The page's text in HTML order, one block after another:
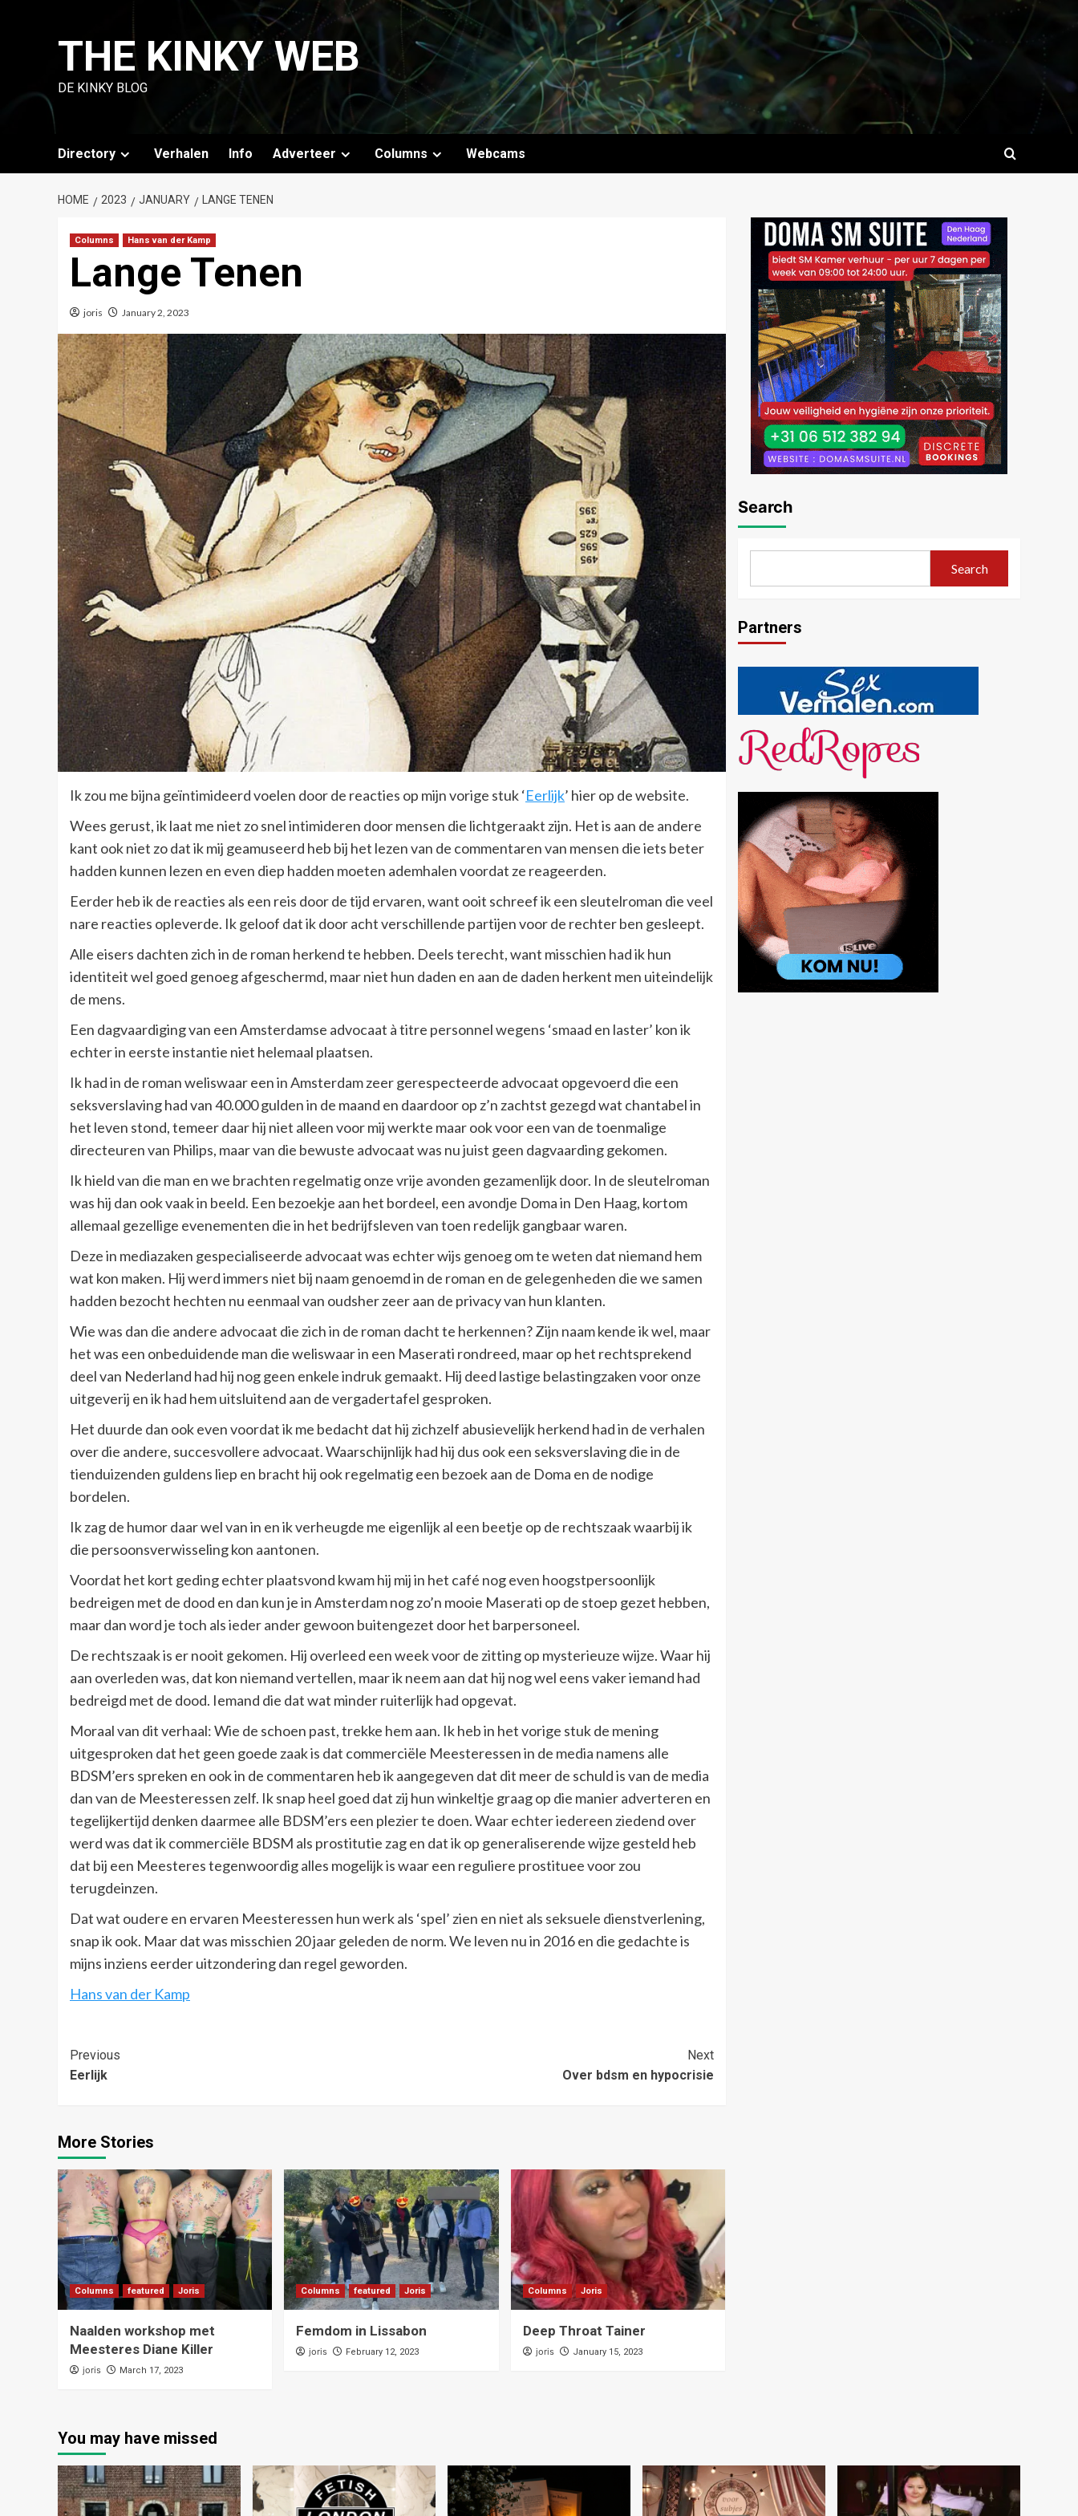
THE KINKY WEB
DE KINKY BLOG
Directory Verhalen Info Adverteer Columns Webcams
HOME 2023 JANUARY LANGE TENEN
Columns Hans van der Kamp
Lange Tenen
joris January 2, 2023
Ik zou me bijna geïntimideerd voelen door de reacties op mijn vorige stuk ‘Eerlijk’ hier op de website.
Wees gerust, ik laat me niet zo snel intimideren door mensen die lichtgeraakt zijn. Het is aan de andere
kant ook niet zo dat ik mij geamuseerd heb bij het lezen van de commentaren van mensen die iets beter
hadden kunnen lezen en even diep hadden moeten ademhalen voordat ze reageerden.
Eerder heb ik de reacties als een reis door de tijd ervaren, want ooit schreef ik een sleutelroman die veel
nare reacties opleverde. Ik geloof dat ik door acht verschillende partijen voor de rechter ben gesleept.
Alle eisers dachten zich in de roman herkend te hebben. Deels terecht, want misschien had ik hun
identiteit wel goed genoeg afgeschermd, maar niet hun daden en aan de daden herkent men uiteindelijk
de mens.
Een dagvaardiging van een Amsterdamse advocaat à titre personnel wegens ‘smaad en laster’ kon ik
echter in eerste instantie niet helemaal plaatsen.
Ik had in de roman weliswaar een in Amsterdam zeer gerespecteerde advocaat opgevoerd die een
seksverslaving had van 40.000 gulden in de maand en daardoor op z’n zachtst gezegd wat chantabel in
het leven stond, temeer daar hij niet alleen voor mij werkte maar ook voor een van de toenmalige
directeuren van Philips, maar van die bewuste advocaat was nu juist geen dagvaarding gekomen.
Ik hield van die man en we brachten regelmatig onze vrije avonden gezamenlijk door. In de sleutelroman
was hij dan ook vaak in beeld. Een bezoekje aan het bordeel, een avondje Doma in Den Haag, kortom
allemaal gezellige evenementen die in het bedrijfsleven van toen redelijk gangbaar waren.
Deze in mediazaken gespecialiseerde advocaat was echter wijs genoeg om te weten dat niemand hem
wat kon maken. Hij werd immers niet bij naam genoemd in de roman en de gelegenheden die we samen
hadden bezocht hechten nu eenmaal van oudsher zeer aan de privacy van hun klanten.
Wie was dan die andere advocaat die zich in de roman dacht te herkennen? Zijn naam kende ik wel, maar
het was een onbeduidende man die weliswaar in een Maserati rondreed, maar op het rechtsprekend
deel van Nederland had hij nog geen enkele indruk gemaakt. Hij deed lastige belastingzaken voor onze
uitgeverij en ik had hem uitsluitend aan de vergadertafel gesproken.
Het duurde dan ook even voordat ik me bedacht dat hij zichzelf abusievelijk herkend had in de verhalen
over die andere, succesvollere advocaat. Waarschijnlijk had hij dus ook een seksverslaving die in de
tienduizenden guldens liep en bracht hij ook regelmatig een bezoek aan de Doma en de nodige
bordelen.
Ik zag de humor daar wel van in en ik verheugde me eigenlijk al een beetje op de rechtszaak waarbij ik
die persoonsverwisseling kon aantonen.
Voordat het kort geding echter plaatsvond kwam hij mij in het café nog even hoogstpersoonlijk
bedreigen met de dood en dan kun je in Amsterdam nog zo’n mooie Maserati op de stoep gezet hebben,
maar dan word je toch als ieder ander gewoon buitengezet door het barpersoneel.
De rechtszaak is er nooit gekomen. Hij overleed een week voor de zitting op mysterieuze wijze. Waar hij
aan overleden was, dat kon niemand vertellen, maar ik neem aan dat hij nog wel eens vaker iemand had
bedreigd met de dood. Iemand die dat wat minder ruiterlijk had opgevat.
Moraal van dit verhaal: Wie de schoen past, trekke hem aan. Ik heb in het vorige stuk de mening
uitgesproken dat het geen goede zaak is dat commerciële Meesteressen in de media namens alle
BDSM’ers spreken en ook in de commentaren heb ik aangegeven dat dit meer de schuld is van de media
dan van de Meesteressen zelf. Ik snap heel goed dat zij hun winkeltje graag op die manier adverteren en
tegelijkertijd denken daarmee alle BDSM’ers een plezier te doen. Waar echter iedereen ziedend over
werd was dat ik commerciële BDSM als prostitutie zag en dat ik op generaliserende wijze gesteld heb
dat bij een Meesteres tegenwoordig alles mogelijk is waar een reguliere prostituee voor zou
terugdeinzen.
Dat wat oudere en ervaren Meesteressen hun werk als ‘spel’ zien en niet als seksuele dienstverlening,
snap ik ook. Maar dat was misschien 20 jaar geleden de norm. We leven nu in 2016 en die gedachte is
mijns inziens eerder uitzondering dan regel geworden.
Hans van der Kamp
Post
Navigation
Previous
Eerlijk
Next
Over bdsm en hypocrisie
More Stories
Columns featured Joris
Naalden workshop met
Meesteres Diane Killer
joris March 17, 2023
Columns featured Joris
Femdom in Lissabon
joris February 12, 2023
Columns Joris
Deep Throat Tainer
joris January 15, 2023
Search
Search
Partners
You may have missed